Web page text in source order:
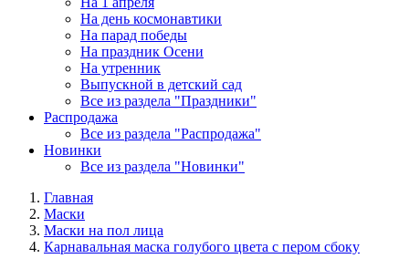
На день космонавтики
На парад победы
На праздник Осени
На утренник
Выпускной в детский сад
Все из раздела "Праздники"
Распродажа
Все из раздела "Распродажа"
Новинки
Все из раздела "Новинки"
Главная
Маски
Маски на пол лица
Карнавальная маска голубого цвета с пером сбоку